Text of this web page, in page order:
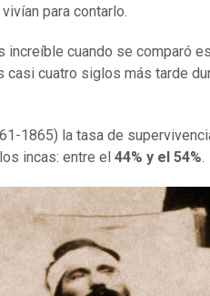
para contarlo.
increíble cuando se comparó
cuatro siglos más tarde
1865) la tasa de
incas: entre el 44% y el 54%.